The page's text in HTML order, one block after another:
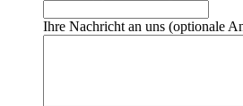
Ihre Nachricht an uns (optionale